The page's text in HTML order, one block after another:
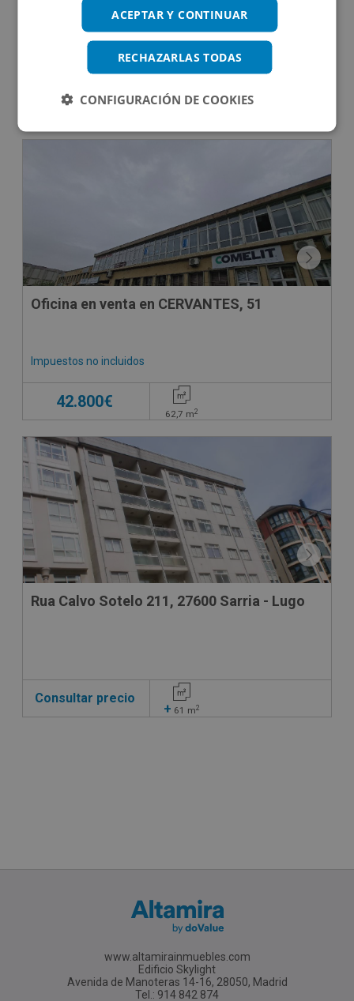
Oficina en venta en CL EUROPA, 5
Impuestos no incluidos
140.000€
Oficina en venta en CERVANTES, 51
Impuestos no incluidos
42.800€
62,7 m2
Rua Calvo Sotelo 211, 27600 Sarria - Lugo
Consultar precio
+ 61 m2
www.altamirainmuebles.com
Edificio Skylight
Avenida de Manoteras 14-16, 28050, Madrid
Tel.: 914 842 874
ACEPTAR Y CONTINUAR
RECHAZARLAS TODAS
CONFIGURACIÓN DE COOKIES